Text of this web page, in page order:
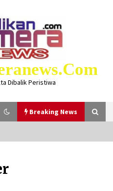
Dibalik Peristiwa
Breaking News
MAJU LUAR BIASA, Hukum
Dapat Insentif Bulanan